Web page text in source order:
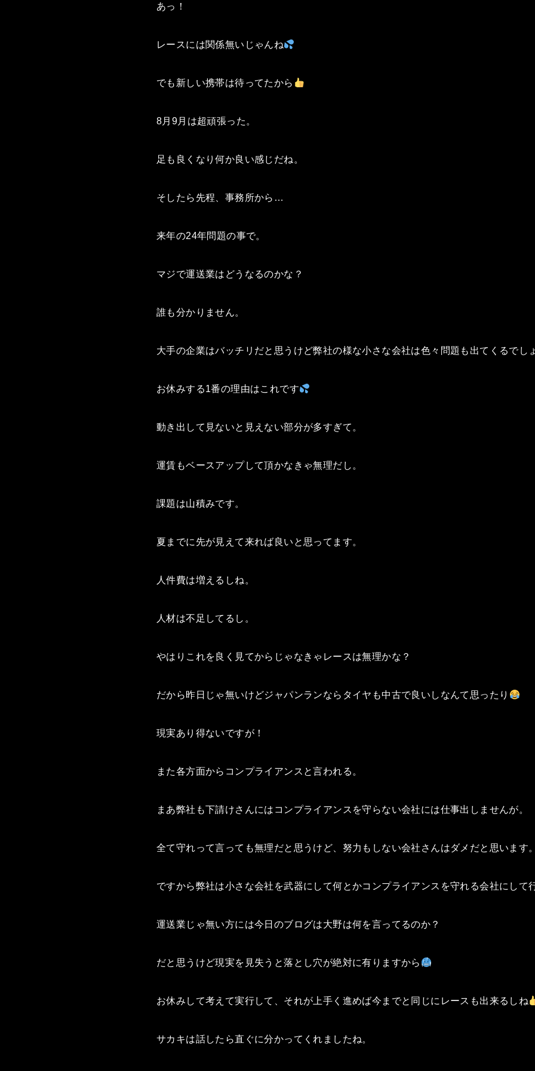
あっ！
レースには関係無いじゃんね
でも新しい携帯は待ってたから
8月9月は超頑張った。
足も良くなり何か良い感じだね。
そしたら先程、事務所から…
来年の24年問題の事で。
マジで運送業はどうなるのかな？
誰も分かりません。
大手の企業はバッチリだと思うけど弊社の様な小さな会社は色々問題も出てくるでし
お休みする1番の理由はこれです
動き出して見ないと見えない部分が多すぎて。
運賃もベースアップして頂かなきゃ無理だし。
課題は山積みです。
夏までに先が見えて来れば良いと思ってます。
人件費は増えるしね。
人材は不足してるし。
やはりこれを良く見てからじゃなきゃレースは無理かな？
だから昨日じゃ無いけどジャパンランならタイヤも中古で良いしなんて思ったり
現実あり得ないですが！
また各方面からコンプライアンスと言われる。
まあ弊社も下請けさんにはコンプライアンスを守らない会社には仕事出しませんが。
全て守れって言っても無理だと思うけど、努力もしない会社さんはダメだと思います。
ですから弊社は小さな会社を武器にして何とかコンプライアンスを守れる会社にして
運送業じゃ無い方には今日のブログは大野は何を言ってるのか？
だと思うけど現実を見失うと落とし穴が絶対に有りますから
お休みして考えて実行して、それが上手く進めば今までと同じにレースも出来るしね
サカキは話したら直ぐに分かってくれましたね。